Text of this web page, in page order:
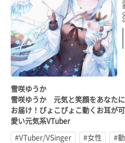
雪咲ゆうか
雪咲ゆうか 元気と笑顔をあなたに
お届け！ぴょこぴょこ動くお耳が可
愛い元気系VTuber
#VTuber/VSinger
#女性 #動